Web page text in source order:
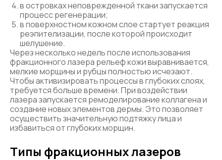
в островках неповрежденной ткани запускается
процесс регенерации;
в поверхностном кожном слое стартует реакция
реэпителизации, после которой происходит
шелушение.
Через несколько недель после использования
фракционного лазера рельеф кожи выравнивается,
мелкие морщины и рубцы полностью исчезают.
Чтобы активизировать процессы в глубоких слоях,
требуется больше времени. При воздействии
лазера запускается ремоделирование коллагена и
создание новых элементов дермы. Это позволяет
осуществить значительную подтяжку лица и
избавиться от глубоких морщин.
Типы фракционных лазеров